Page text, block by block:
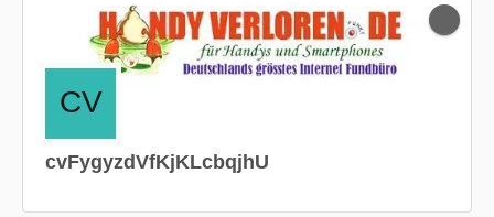
cvFygyzdVfKjKLcbqjhU